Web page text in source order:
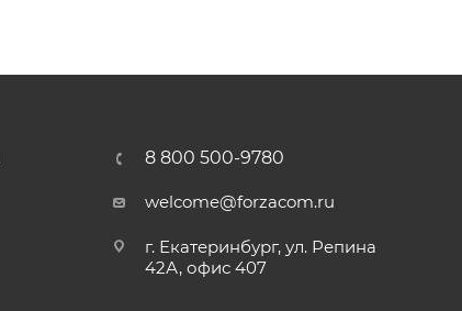
8 800 500-9780
welcome@forzacom.ru
г. Екатеринбург, ул. Репина
42А, офис 407